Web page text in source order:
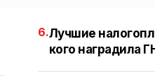
6.Лучшие
кого наградила